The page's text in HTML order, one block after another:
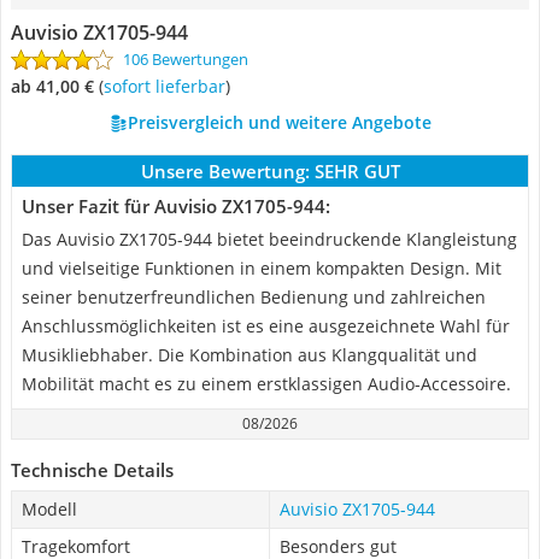
Auvisio ZX1705-944
106 Bewertungen
ab 41,00 € ( Sofort lieferbar)
Preisvergleich und weitere Angebote
Unsere Bewertung: SEHR GUT
Unser Fazit für Auvisio ZX1705-944:
Das Auvisio ZX1705-944 bietet beeindruckende Klangleistung
und vielseitige Funktionen in einem kompakten Design. Mit
seiner benutzerfreundlichen Bedienung und zahlreichen
Anschlussmöglichkeiten ist es eine ausgezeichnete Wahl für
Musikliebhaber. Die Kombination aus Klangqualität und
Mobilität macht es zu einem erstklassigen Audio-Accessoire.
08/2026
Technische Details
Modell
Auvisio ZX1705-944
Tragekomfort
Besonders gut